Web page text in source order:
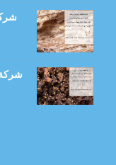
شركة